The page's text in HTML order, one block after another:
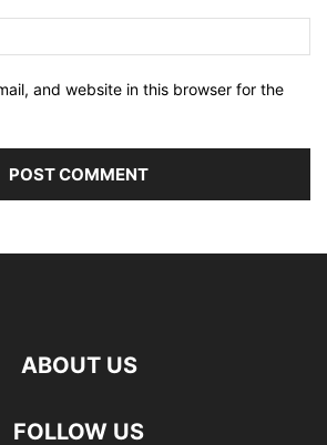
and website in this browser for the
ABOUT US
FOLLOW US